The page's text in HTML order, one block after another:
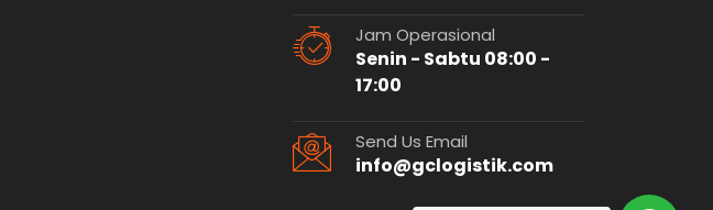
Jam Operasional
Senin - Sabtu 08:00 -
17:00
Send Us Email
info@gclogistik.com